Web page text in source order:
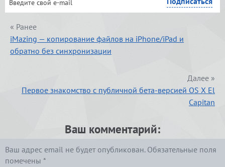
« Ранее
iMazing — копирование файлов на iPhone/iPad и
обратно без синхронизации
Далее »
Первое знакомство с публичной бета-версией OS X El
Capitan
Ваш комментарий:
Ваш адрес email не будет опубликован. Обязательные поля
помечены *